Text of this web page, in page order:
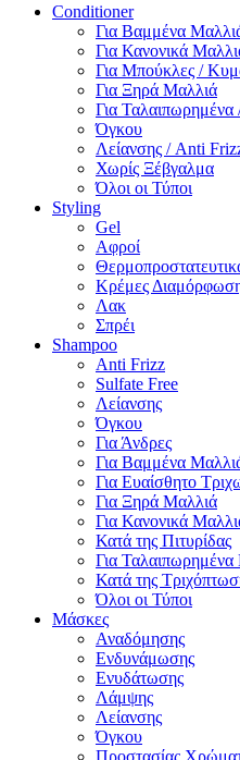
Conditioner
Για Βαμμένα
Για Κανονικά
Για Μπούκλες /
Για Ξηρά Μαλλιά
Για
Όγκου
Λείανσης / Anti
Χωρίς Ξέβγαλμα
Όλοι οι Τύποι
Styling
Gel
Αφροί
Κρέμες
Λακ
Σπρέι
Shampoo
Anti Frizz
Sulfate Free
Λείανσης
Όγκου
Για Άνδρες
Για Βαμμένα
Για Ευαίσθητο
Για Ξηρά Μαλλιά
Για Κανονικά
Κατά της Πιτυρίδας
Για
Κατά της
Όλοι οι Τύποι
Μάσκες
Αναδόμησης
Ενδυνάμωσης
Ενυδάτωσης
Λάμψης
Λείανσης
Όγκου
Προστασίας